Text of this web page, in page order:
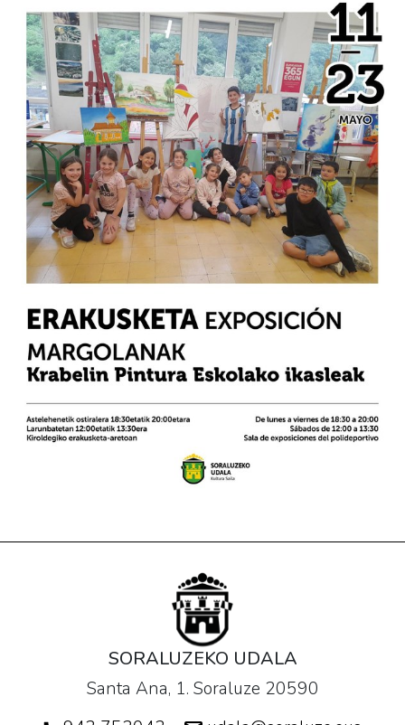
SORALUZEKO UDALA
Santa Ana, 1. Soraluze 20590